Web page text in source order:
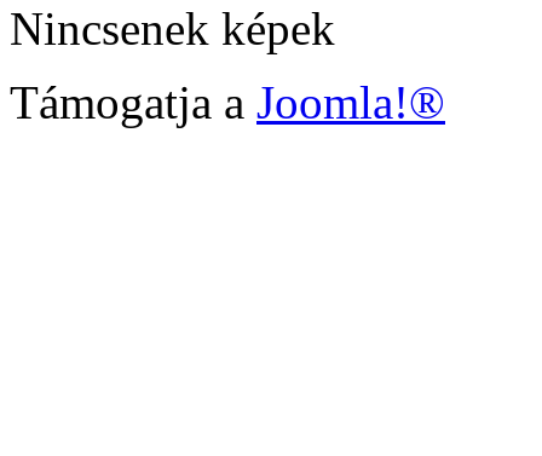
Nincsenek képek
Támogatja a Joomla!®